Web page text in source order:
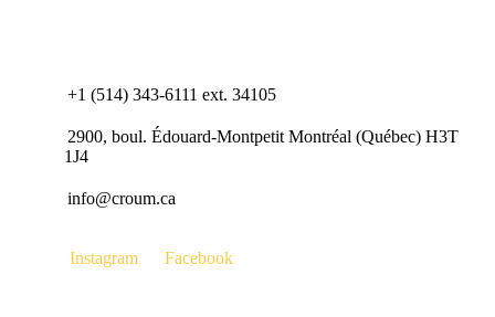
+1 (514) 343-6111 ext. 34105
2900, boul. Édouard-Montpetit Montréal (Québec) H3T
1J4
info@croum.ca
Instagram Facebook